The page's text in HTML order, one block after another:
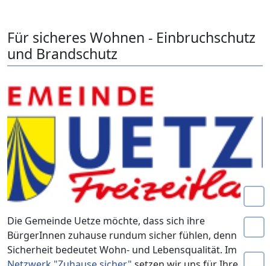
Für sicheres Wohnen - Einbruchschutz
und Brandschutz
Die Gemeinde Uetze möchte, dass sich ihre
BürgerInnen zuhause rundum sicher fühlen, denn
Sicherheit bedeutet Wohn- und Lebensqualität. Im